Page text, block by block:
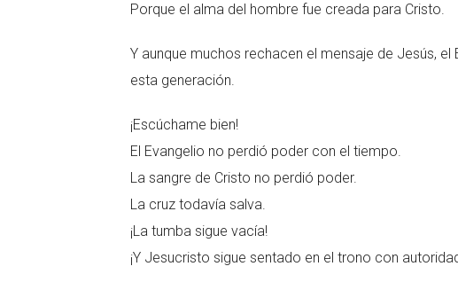
Porque el alma del hombre fue creada para Cristo.
Y aunque muchos rechacen el mensaje de Jesús,
esta generación.
¡Escúchame bien!
El Evangelio no perdió poder con el tiempo.
La sangre de Cristo no perdió poder.
La cruz todavía salva.
¡La tumba sigue vacía!
¡Y Jesucristo sigue sentado en el trono con